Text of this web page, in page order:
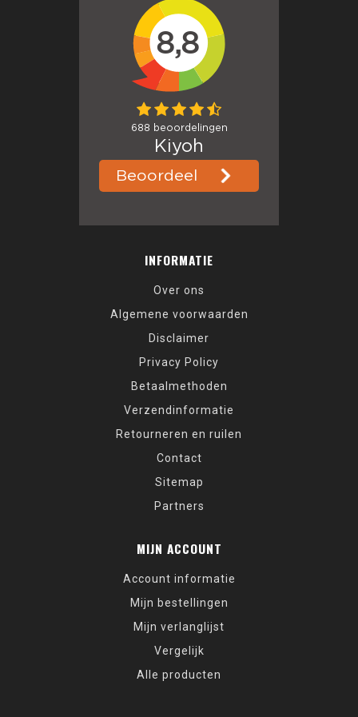
INFORMATIE
Over ons
Algemene voorwaarden
Disclaimer
Privacy Policy
Betaalmethoden
Verzendinformatie
Retourneren en ruilen
Contact
Sitemap
Partners
MIJN ACCOUNT
Account informatie
Mijn bestellingen
Mijn verlanglijst
Vergelijk
Alle producten